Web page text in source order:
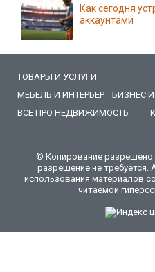
Как сегодня
аккаунтами
ТОВАРЫ И УСЛУГИ
МЕБЕЛЬ И ИНТЕРЬЕР
БИЗНЕС
ВСЕ ПРО НЕДВИЖИМОСТЬ
© Копирование
разрешение не требуется.
использования материалов
читаемой